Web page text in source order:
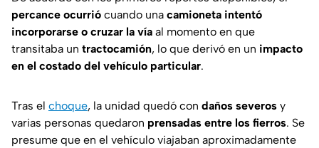
percance ocurrió cuando una camioneta intentó
incorporarse o cruzar la vía al momento en que
transitaba un tractocamión, lo que derivó en un impacto
en el costado del vehículo particular.
Tras el choque, la unidad quedó con daños severos y
varias personas quedaron prensadas entre los fierros. Se
presume que en el vehículo viajaban aproximadamente